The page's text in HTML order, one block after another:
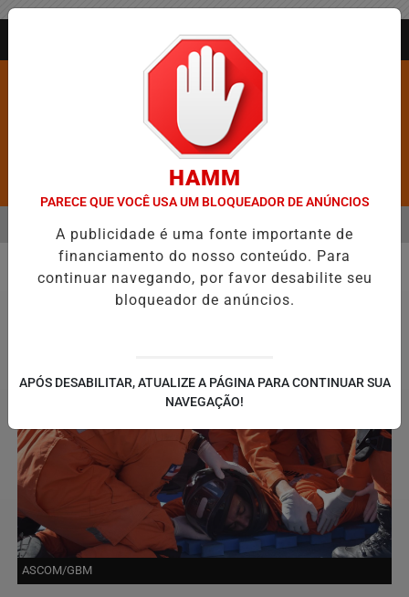
Pesquisar Notícia
EM JEQUIÉ E REFORÇA PROGRAMAÇÃO COM THALLES
EM ALTA
MENU
Jequié
ASCOM/GBM
HAMM
PARECE QUE VOCÊ USA UM BLOQUEADOR DE ANÚNCIOS
A publicidade é uma fonte importante de
financiamento do nosso conteúdo. Para
continuar navegando, por favor desabilite seu
bloqueador de anúncios.
APÓS DESABILITAR, ATUALIZE A PÁGINA PARA CONTINUAR SUA
NAVEGAÇÃO!